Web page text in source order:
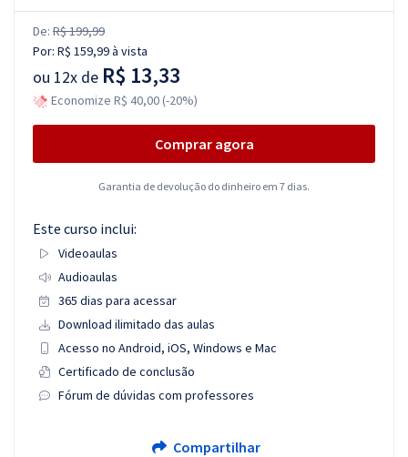
De: R$ 199,99
Por: R$ 159,99à vista
ou 12x de R$ 13,33
Economize R$ 40,00 (-20%)
Comprar agora
Garantia de devolução do dinheiro em 7 dias.
Este curso inclui:
Videoaulas
Audioaulas
365 dias para acessar
Download ilimitado das aulas
Acesso no Android, iOS, Windows e Mac
Certificado de conclusão
Fórum de dúvidas com professores
Compartilhar